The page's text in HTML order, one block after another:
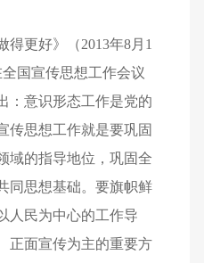
得更好》（2013年8月1
国宣传思想工作会议
：意识形态工作是党的
传思想工作就是要巩固
域的指导地位，巩固全
同思想基础。要旗帜鲜
人民为中心的工作导
正面宣传为主的重要方